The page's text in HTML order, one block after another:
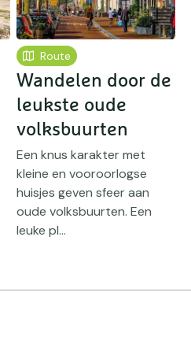
Route
Wandelen door de
leukste oude
volksbuurten
Een knus karakter met
kleine en vooroorlogse
huisjes geven sfeer aan
oude volksbuurten. Een
leuke pl...